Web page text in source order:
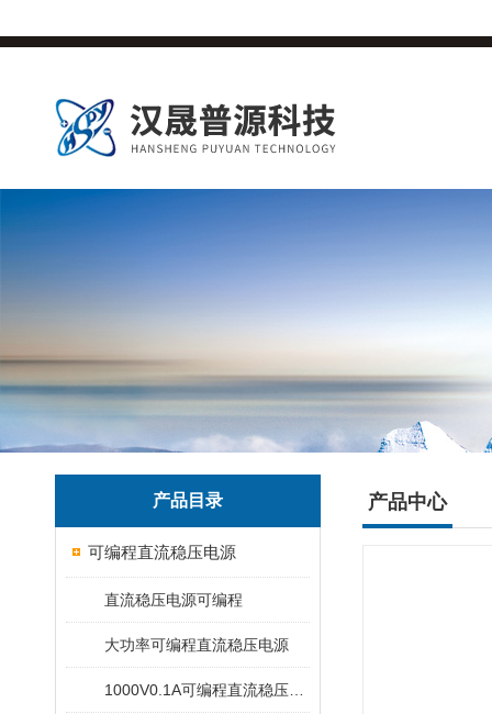
产品目录
可编程直流稳压电源
直流稳压电源可编程
大功率可编程直流稳压电源
产品中心